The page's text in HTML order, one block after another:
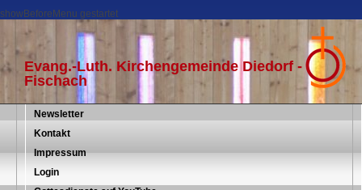
showBeforeMenu gestartet
Evang.-Luth. Kirchengemeinde Diedorf -
Fischach
Newsletter
Kontakt
Impressum
Login